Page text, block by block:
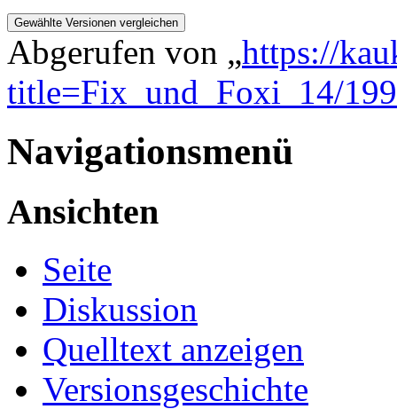
Abgerufen von „https://
title=Fix_und_Foxi_14/
Navigationsmenü
Ansichten
Seite
Diskussion
Quelltext anzeigen
Versionsgeschichte